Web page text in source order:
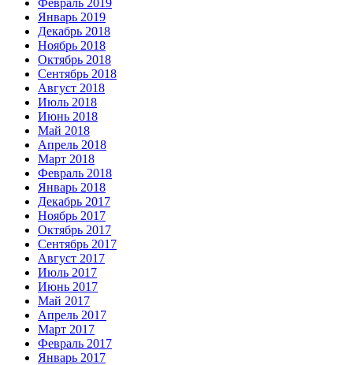
Январь 2019
Декабрь 2018
Ноябрь 2018
Октябрь 2018
Сентябрь 2018
Август 2018
Июль 2018
Июнь 2018
Май 2018
Апрель 2018
Март 2018
Февраль 2018
Январь 2018
Декабрь 2017
Ноябрь 2017
Октябрь 2017
Сентябрь 2017
Август 2017
Июль 2017
Июнь 2017
Май 2017
Апрель 2017
Март 2017
Февраль 2017
Январь 2017